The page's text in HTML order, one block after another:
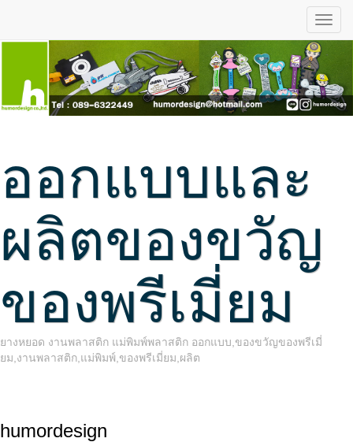
ออกแบบและ
ผลิตของขวัญ
ของพรีเมี่ยม
ยางหยอด งานพลาสติก แม่พิมพ์พลาสติก ออกแบบ,ของขวัญของพรีเมี่
ยม,งานพลาสติก,แม่พิมพ์,ของพรีเมี่ยม,ผลิต
humordesign